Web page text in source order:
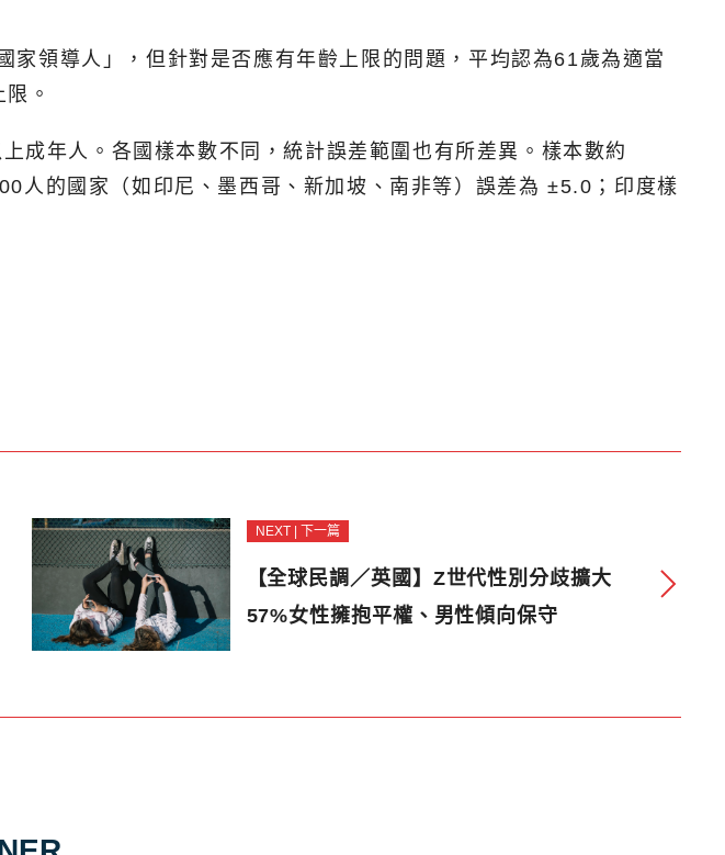
領導人」，但針對是否應有年齡上限的問題，平均認為61歲為適當
。
年人。各國樣本數不同，統計誤差範圍也有所差異。樣本數約
人的國家（如印尼、墨西哥、新加坡、南非等）誤差為 ±5.0；印度樣
NEXT | 下一篇
【全球民調／英國】Z世代性別分歧擴大
57%女性擁抱平權、男性傾向保守